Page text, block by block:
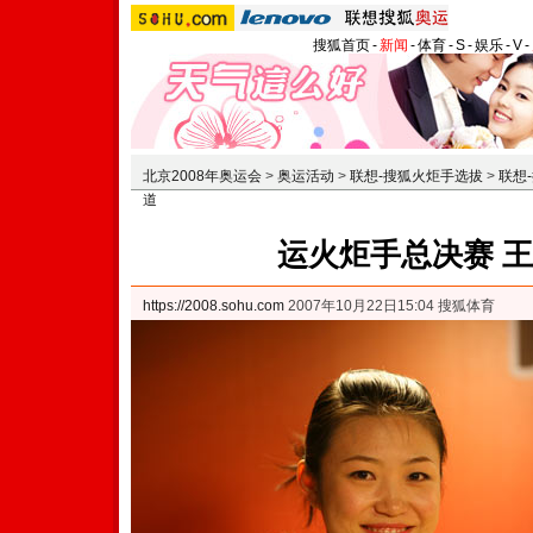
搜狐首页-新闻 -体育-S-娱乐-V-
北京2008年奥运会 > 奥运活动 > 联想-搜狐火炬手选拔 > 联想
道
运火炬手总决赛
https://2008.sohu.com 2007年10月22日15:04 搜狐体育